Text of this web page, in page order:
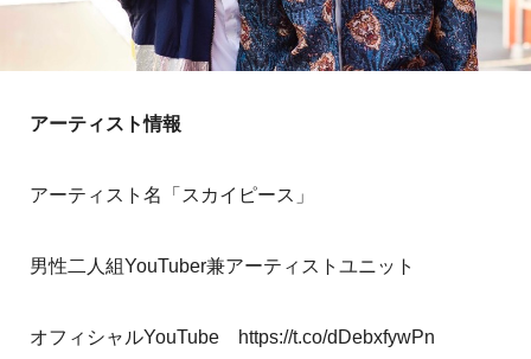
アーティスト情報
アーティスト名「スカイピース」
男性二人組YouTuber兼アーティストユニット
オフィシャルYouTube https://t.co/dDebxfywPn